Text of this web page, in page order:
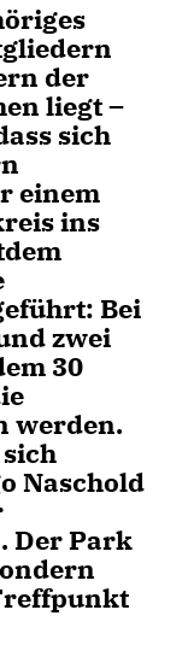
der
liegt –
sich
einem
ins
Bei
zwei
30
werden.
Naschold
Der Park